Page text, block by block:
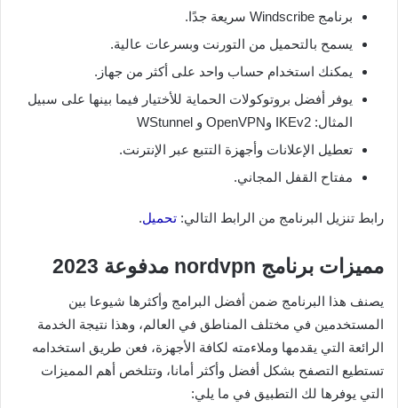
برنامج Windscribe سريعة جدًا.
يسمح بالتحميل من التورنت وبسرعات عالية.
يمكنك استخدام حساب واحد على أكثر من جهاز.
يوفر أفضل بروتوكولات الحماية للأختيار فيما بينها على سبيل
المثال: IKEv2 وOpenVPN و WStunnel
تعطيل الإعلانات وأجهزة التتبع عبر الإنترنت.
مفتاح القفل المجاني.
رابط تنزيل البرنامج من الرابط التالي: تحميل.
مميزات برنامج nordvpn مدفوعة 2023
يصنف هذا البرنامج ضمن أفضل البرامج وأكثرها شيوعا بين
المستخدمين في مختلف المناطق في العالم، وهذا نتيجة الخدمة
الرائعة التي يقدمها وملاءمته لكافة الأجهزة، فعن طريق استخدامه
تستطيع التصفح بشكل أفضل وأكثر أمانا، وتتلخص أهم المميزات
التي يوفرها لك التطبيق في ما يلي: